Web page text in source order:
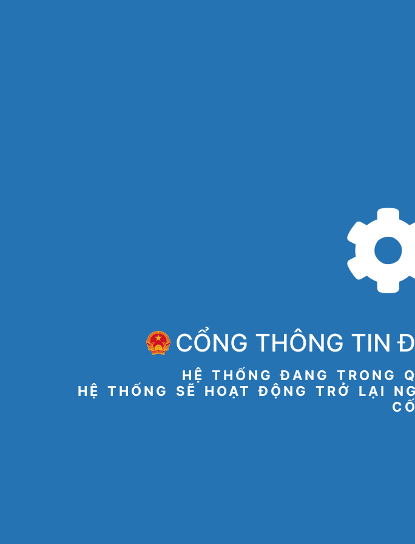
CỔNG THÔNG TIN
HỆ THỐNG ĐANG TRONG
HỆ THỐNG SẼ HOẠT ĐỘNG TRỞ LẠI